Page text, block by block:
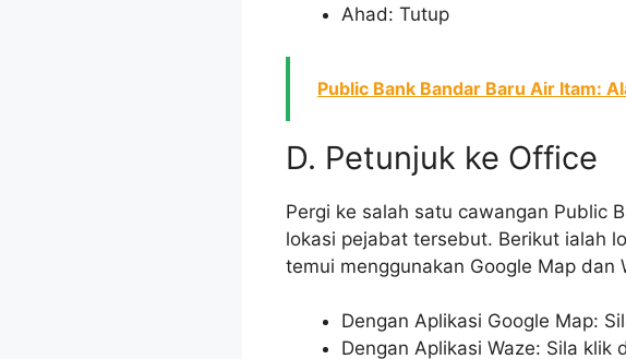
Ahad: Tutup
Public Bank Bandar Baru Air Itam:
D. Petunjuk ke Office
Pergi ke salah satu cawangan Public
lokasi pejabat tersebut. Berikut ialah
temui menggunakan Google Map dan
Dengan Aplikasi Google Map:
Dengan Aplikasi Waze: Sila klik